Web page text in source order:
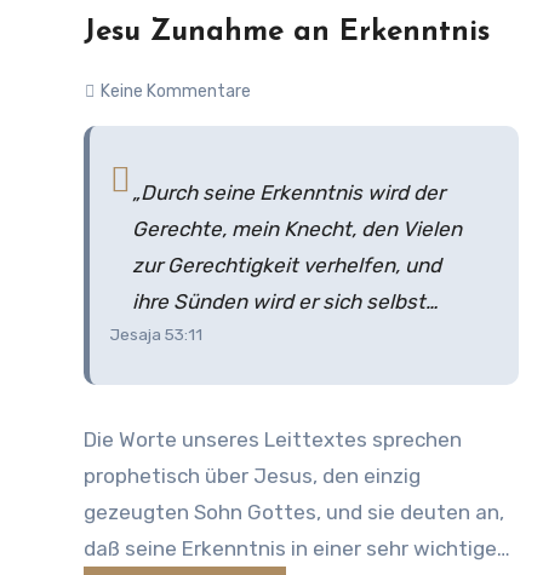
Jesu Zunahme an Erkenntnis
Keine Kommentare
„Durch seine Erkenntnis wird der
Gerechte, mein Knecht, den Vielen
zur Gerechtigkeit verhelfen, und
ihre Sünden wird er sich selbst
aufladen.”
Jesaja 53:11
Die Worte unseres Leittextes sprechen
prophetisch über Jesus, den einzig
gezeugten Sohn Gottes, und sie deuten an,
daß seine Erkenntnis in einer sehr wichtigen